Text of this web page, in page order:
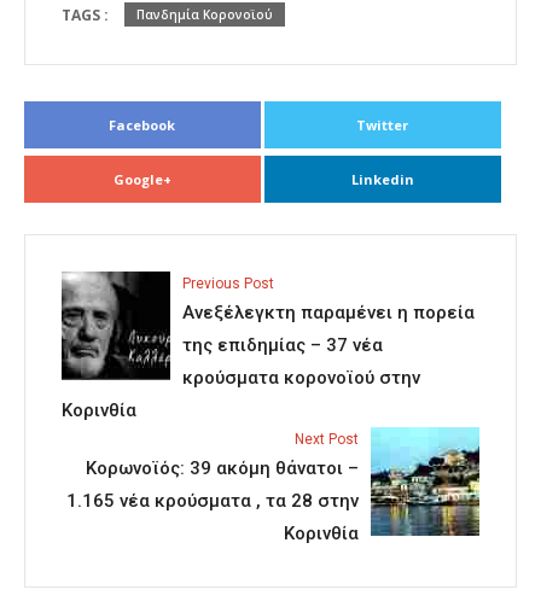
TAGS : Πανδημία Κορονοϊού
Facebook Twitter
Google+ Linkedin
Previous Post
Ανεξέλεγκτη παραμένει η πορεία
της επιδημίας – 37 νέα
κρούσματα κορονοϊού στην
Κορινθία
Next Post
Κορωνοϊός: 39 ακόμη θάνατοι –
1.165 νέα κρούσματα , τα 28 στην
Κορινθία